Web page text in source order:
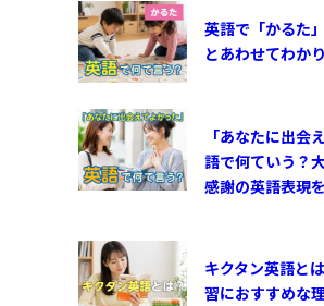
英語で「かるた
とあわせてわか
「あなたに出会
語で何ていう？
感謝の英語表現
キクタン英語と
習におすすめな